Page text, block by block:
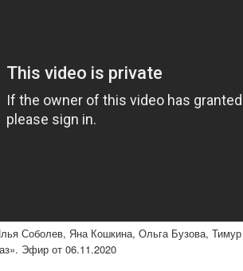
Соболев, Яна Кошкина, Ольга Бузова,
Эфир от 06.11.2020